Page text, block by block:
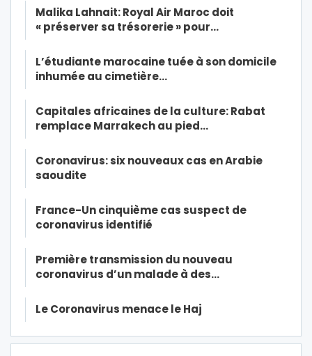
Malika Lahnait: Royal Air Maroc doit
« préserver sa trésorerie » pour…
L’étudiante marocaine tuée à son domicile
inhumée au cimetière…
Capitales africaines de la culture: Rabat
remplace Marrakech au pied…
Coronavirus: six nouveaux cas en Arabie
saoudite
France-Un cinquième cas suspect de
coronavirus identifié
Première transmission du nouveau
coronavirus d’un malade à des…
Le Coronavirus menace le Haj